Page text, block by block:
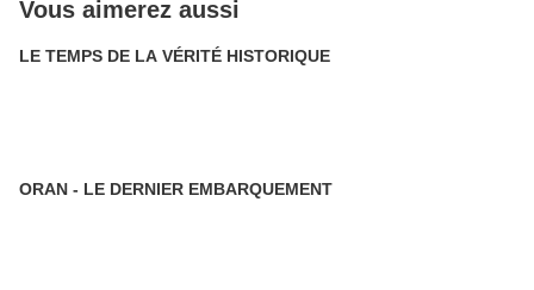
Vous aimerez aussi
LE TEMPS DE LA VÉRITÉ HISTORIQUE
ORAN - LE DERNIER EMBARQUEMENT